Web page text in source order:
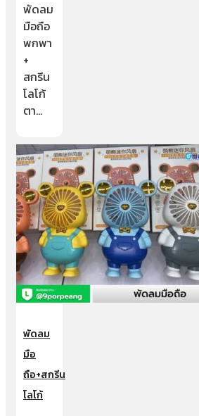
พัดลม
มือถือ
พกพา
+
สกรีน
โลโก้
ตา…
พัดลม
มือ
ถือ+สกรีน
โลโก้